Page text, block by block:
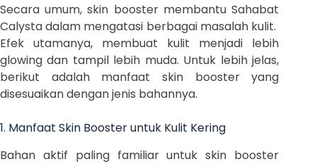
Secara umum, skin booster membantu Sahabat
Calysta dalam mengatasi berbagai masalah kulit.
Efek utamanya, membuat kulit menjadi lebih
glowing dan tampil lebih muda. Untuk lebih jelas,
berikut adalah manfaat skin booster yang
disesuaikan dengan jenis bahannya.
1. Manfaat Skin Booster untuk Kulit Kering
Bahan aktif paling familiar untuk skin booster